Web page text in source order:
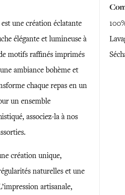
une création éclatante
élégante et lumineuse à
motifs raffinés imprimés
ambiance bohème et
chaque repas en un
un ensemble
associez-la à nos
création unique,
naturelles et une
artisanale,